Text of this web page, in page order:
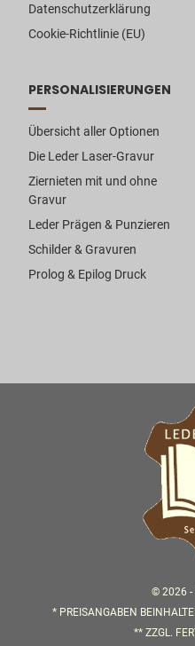
Datenschutzerklärung
Cookie-Richtlinie (EU)
PERSONALISIERUNGEN
Übersicht aller Optionen
Die Leder Laser-Gravur
Ziernieten mit und ohne
Gravur
Leder Prägen & Punzieren
Schilder & Gravuren
Prolog & Epilog Druck
© 2026 -
* PREISANGABEN
** ZZGL.